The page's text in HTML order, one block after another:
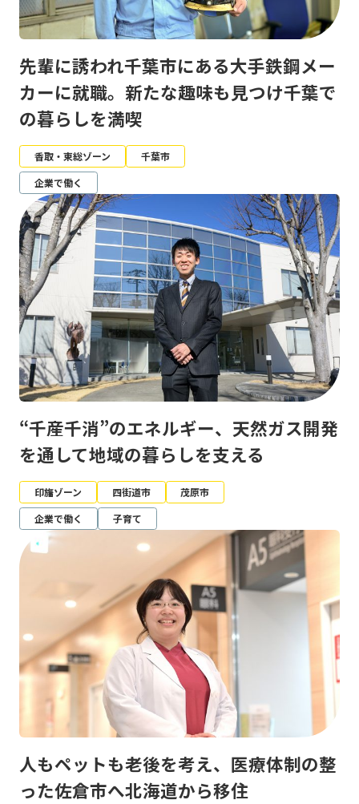
先輩に誘われ千葉市にある大手鉄鋼メー
カーに就職。新たな趣味も見つけ千葉で
の暮らしを満喫
香取・東総ゾーン
千葉市
企業で働く
“千産千消”のエネルギー、天然ガス開発
を通して地域の暮らしを支える
印旛ゾーン 四街道市
茂原市
企業で働く
子育て
人もペットも老後を考え、医療体制の整
った佐倉市へ北海道から移住